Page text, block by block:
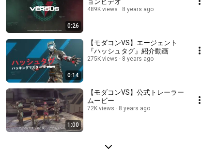
0:26
489K views 8 years ago
0:14
【モダコンVS】エージェント
『ハッシュタグ』紹介動画
275K views 8 years ago
1:00
【モダコンVS】公式トレーラー
ムービー
72K views 8 years ago